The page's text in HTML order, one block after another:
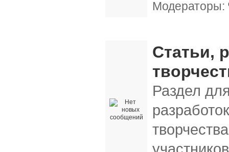
Модераторы:
Статьи,
Раздел